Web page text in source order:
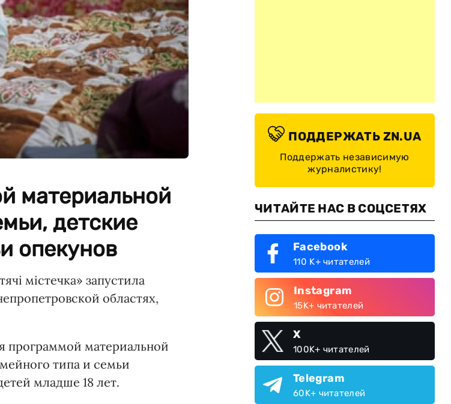
материальной
детские
опекунов
містечка» запустила
областях,
программой материальной
типа и семьи
младше 18 лет.
ПОДДЕРЖАТЬ ZN.UA
Поддержать независимую
журналистику!
ЧИТАЙТЕ НАС В СОЦСЕТЯХ
Facebook
110 K+ читателей
Instagram
15K+ читателей
X
100K+ читателей
Telegram
60K+ читателей